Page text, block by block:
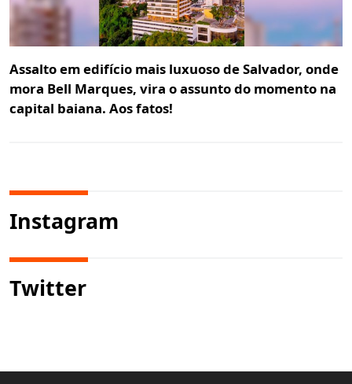
Assalto em edifício mais luxuoso de Salvador, onde
mora Bell Marques, vira o assunto do momento na
capital baiana. Aos fatos!
Instagram
Twitter